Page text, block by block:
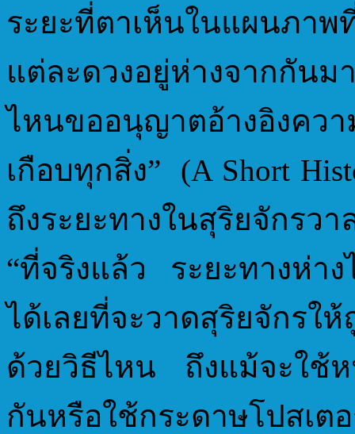
ระยะที่ตาเห็นในแผนภา
แต่ละดวงอยู่ห่างจากกัน
ไหนขออนุญาตอ้างอิงคว
เกือบทุกสิ่ง” (A Short
ถึงระยะทางในสุริยจักรวา
“ที่จริงแล้ว ระยะทางห่า
ได้เลยที่จะวาดสุริยจักรใ
ด้วยวิธีไหน ถึงแม้จะใช้
กันหรือใช้กระดาษโปสเต